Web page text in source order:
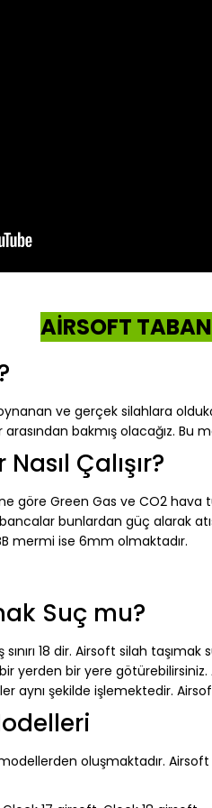
AİRSOFT
ve gerçek silahlara
bakmış olacağız. Bu
Çalışır?
göre Green Gas ve CO2
bunlardan güç alarak
mermi ise 6mm olmaktadır.
Suç mu?
18 dir. Airsoft silah
yerden bir yere
aynı şekilde işlemektedir.
oluşmaktadır.